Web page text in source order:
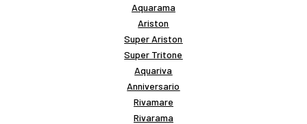
Aquarama
Ariston
Super Ariston
Super Tritone
Aquariva
Anniversario
Rivamare
Rivarama